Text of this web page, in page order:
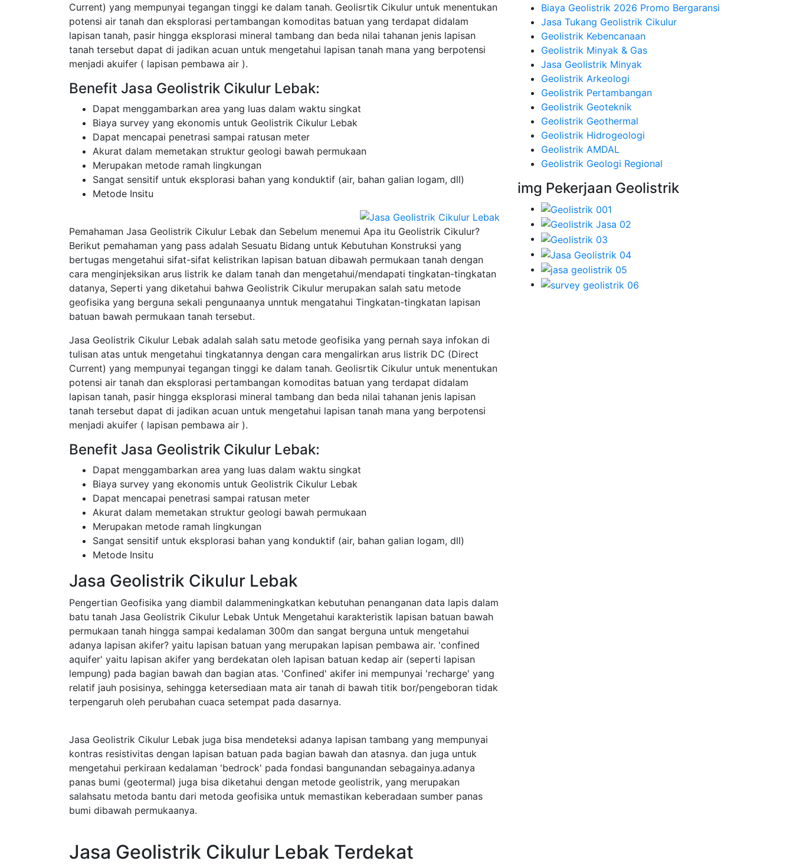
Current) yang mempunyai tegangan tinggi ke dalam tanah. Geolisrtik Cikulur untuk menentukan
potensi air tanah dan eksplorasi pertambangan komoditas batuan yang terdapat didalam
lapisan tanah, pasir hingga eksplorasi mineral tambang dan beda nilai tahanan jenis lapisan
tanah tersebut dapat di jadikan acuan untuk mengetahui lapisan tanah mana yang berpotensi
menjadi akuifer ( lapisan pembawa air ).
Benefit Jasa Geolistrik Cikulur Lebak:
Dapat menggambarkan area yang luas dalam waktu singkat
Biaya survey yang ekonomis untuk Geolistrik Cikulur Lebak
Dapat mencapai penetrasi sampai ratusan meter
Akurat dalam memetakan struktur geologi bawah permukaan
Merupakan metode ramah lingkungan
Sangat sensitif untuk eksplorasi bahan yang konduktif (air, bahan galian logam, dll)
Metode Insitu
Pemahaman Jasa Geolistrik Cikulur Lebak dan Sebelum menemui Apa itu Geolistrik Cikulur?
Berikut pemahaman yang pass adalah Sesuatu Bidang untuk Kebutuhan Konstruksi yang
bertugas mengetahui sifat-sifat kelistrikan lapisan batuan dibawah permukaan tanah dengan
cara menginjeksikan arus listrik ke dalam tanah dan mengetahui/mendapati tingkatan-tingkatan
datanya, Seperti yang diketahui bahwa Geolistrik Cikulur merupakan salah satu metode
geofisika yang berguna sekali pengunaanya unntuk mengatahui Tingkatan-tingkatan lapisan
batuan bawah permukaan tanah tersebut.
Jasa Geolistrik Cikulur Lebak adalah salah satu metode geofisika yang pernah saya infokan di
tulisan atas untuk mengetahui tingkatannya dengan cara mengalirkan arus listrik DC (Direct
Current) yang mempunyai tegangan tinggi ke dalam tanah. Geolisrtik Cikulur untuk menentukan
potensi air tanah dan eksplorasi pertambangan komoditas batuan yang terdapat didalam
lapisan tanah, pasir hingga eksplorasi mineral tambang dan beda nilai tahanan jenis lapisan
tanah tersebut dapat di jadikan acuan untuk mengetahui lapisan tanah mana yang berpotensi
menjadi akuifer ( lapisan pembawa air ).
Benefit Jasa Geolistrik Cikulur Lebak:
Dapat menggambarkan area yang luas dalam waktu singkat
Biaya survey yang ekonomis untuk Geolistrik Cikulur Lebak
Dapat mencapai penetrasi sampai ratusan meter
Akurat dalam memetakan struktur geologi bawah permukaan
Merupakan metode ramah lingkungan
Sangat sensitif untuk eksplorasi bahan yang konduktif (air, bahan galian logam, dll)
Metode Insitu
Jasa Geolistrik Cikulur Lebak
Pengertian Geofisika yang diambil dalammeningkatkan kebutuhan penanganan data lapis dalam
batu tanah Jasa Geolistrik Cikulur Lebak Untuk Mengetahui karakteristik lapisan batuan bawah
permukaan tanah hingga sampai kedalaman 300m dan sangat berguna untuk mengetahui
adanya lapisan akifer? yaitu lapisan batuan yang merupakan lapisan pembawa air. 'confined
aquifer' yaitu lapisan akifer yang berdekatan oleh lapisan batuan kedap air (seperti lapisan
lempung) pada bagian bawah dan bagian atas. 'Confined' akifer ini mempunyai 'recharge' yang
relatif jauh posisinya, sehingga ketersediaan mata air tanah di bawah titik bor/pengeboran tidak
terpengaruh oleh perubahan cuaca setempat pada dasarnya.
Jasa Geolistrik Cikulur Lebak juga bisa mendeteksi adanya lapisan tambang yang mempunyai
kontras resistivitas dengan lapisan batuan pada bagian bawah dan atasnya. dan juga untuk
mengetahui perkiraan kedalaman 'bedrock' pada fondasi bangunandan sebagainya.adanya
panas bumi (geotermal) juga bisa diketahui dengan metode geolistrik, yang merupakan
salahsatu metoda bantu dari metoda geofisika untuk memastikan keberadaan sumber panas
bumi dibawah permukaanya.
Jasa Geolistrik Cikulur Lebak Terdekat
Biaya Geolistrik 2026 Promo Bergaransi
Jasa Tukang Geolistrik Cikulur
Geolistrik Kebencanaan
Geolistrik Minyak & Gas
Jasa Geolistrik Minyak
Geolistrik Arkeologi
Geolistrik Pertambangan
Geolistrik Geoteknik
Geolistrik Geothermal
Geolistrik Hidrogeologi
Geolistrik AMDAL
Geolistrik Geologi Regional
img Pekerjaan Geolistrik